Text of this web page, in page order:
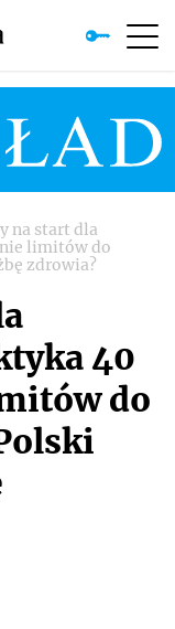
na start dla
limitów do
zdrowia?
40
do